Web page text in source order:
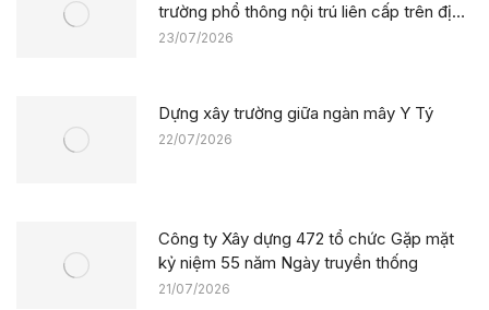
trường phổ thông nội trú liên cấp trên địa
bàn tỉnh Thanh Hóa
23/07/2026
Dựng xây trường giữa ngàn mây Y Tý
22/07/2026
Công ty Xây dựng 472 tổ chức Gặp mặt
kỷ niệm 55 năm Ngày truyền thống
21/07/2026